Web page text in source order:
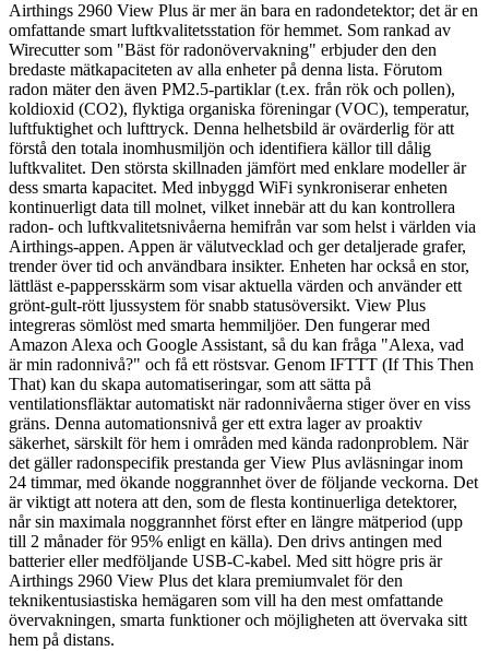
Airthings 2960 View Plus är mer än bara en radondetektor; det är en
omfattande smart luftkvalitetsstation för hemmet. Som rankad av
Wirecutter som "Bäst för radonövervakning" erbjuder den den
bredaste mätkapaciteten av alla enheter på denna lista. Förutom
radon mäter den även PM2.5-partiklar (t.ex. från rök och pollen),
koldioxid (CO2), flyktiga organiska föreningar (VOC), temperatur,
luftfuktighet och lufttryck. Denna helhetsbild är ovärderlig för att
förstå den totala inomhusmiljön och identifiera källor till dålig
luftkvalitet. Den största skillnaden jämfört med enklare modeller är
dess smarta kapacitet. Med inbyggd WiFi synkroniserar enheten
kontinuerligt data till molnet, vilket innebär att du kan kontrollera
radon- och luftkvalitetsnivåerna hemifrån var som helst i världen via
Airthings-appen. Appen är välutvecklad och ger detaljerade grafer,
trender över tid och användbara insikter. Enheten har också en stor,
lättläst e-pappersskärm som visar aktuella värden och använder ett
grönt-gult-rött ljussystem för snabb statusöversikt. View Plus
integreras sömlöst med smarta hemmiljöer. Den fungerar med
Amazon Alexa och Google Assistant, så du kan fråga "Alexa, vad
är min radonnivå?" och få ett röstsvar. Genom IFTTT (If This Then
That) kan du skapa automatiseringar, som att sätta på
ventilationsfläktar automatiskt när radonnivåerna stiger över en viss
gräns. Denna automationsnivå ger ett extra lager av proaktiv
säkerhet, särskilt för hem i områden med kända radonproblem. När
det gäller radonspecifik prestanda ger View Plus avläsningar inom
24 timmar, med ökande noggrannhet över de följande veckorna. Det
är viktigt att notera att den, som de flesta kontinuerliga detektorer,
når sin maximala noggrannhet först efter en längre mätperiod (upp
till 2 månader för 95% enligt en källa). Den drivs antingen med
batterier eller medföljande USB-C-kabel. Med sitt högre pris är
Airthings 2960 View Plus det klara premiumvalet för den
teknikentusiastiska hemägaren som vill ha den mest omfattande
övervakningen, smarta funktioner och möjligheten att övervaka sitt
hem på distans.